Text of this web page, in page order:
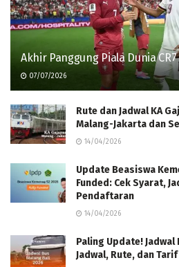
Akhir Panggung Piala Dunia
07/07/2026
Rute dan Jadwal KA
Malang-Jakarta dan
14/04/2026
Update Beasiswa
Funded: Cek Syarat,
Pendaftaran
14/04/2026
Paling Update! Jadwal
Jadwal, Rute, dan